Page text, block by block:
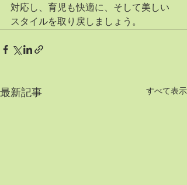
対応し、育児も快適に、そして美しい
スタイルを取り戻しましょう。
最新記事 すべて表示